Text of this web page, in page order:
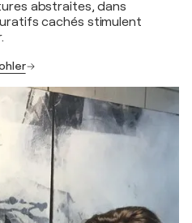
abstraites, dans
cachés stimulent